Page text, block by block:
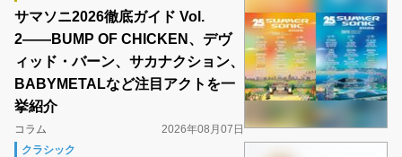
サマソニ2026徹底ガイド Vol.
2――BUMP OF CHICKEN、デヴ
ィッド・バーン、サカナクション、
BABYMETALなど注目アクトを一
挙紹介
コラム
2026年08月07日
クラシック